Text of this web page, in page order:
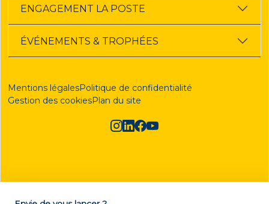
ENGAGEMENT LA POSTE
ÉVÉNEMENTS & TROPHÉES
Mentions légalesPolitique de confidentialité
Gestion des cookiesPlan du site